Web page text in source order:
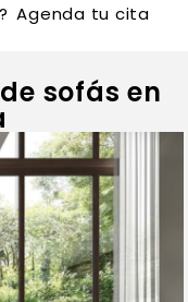
Agenda tu cita
sofás en